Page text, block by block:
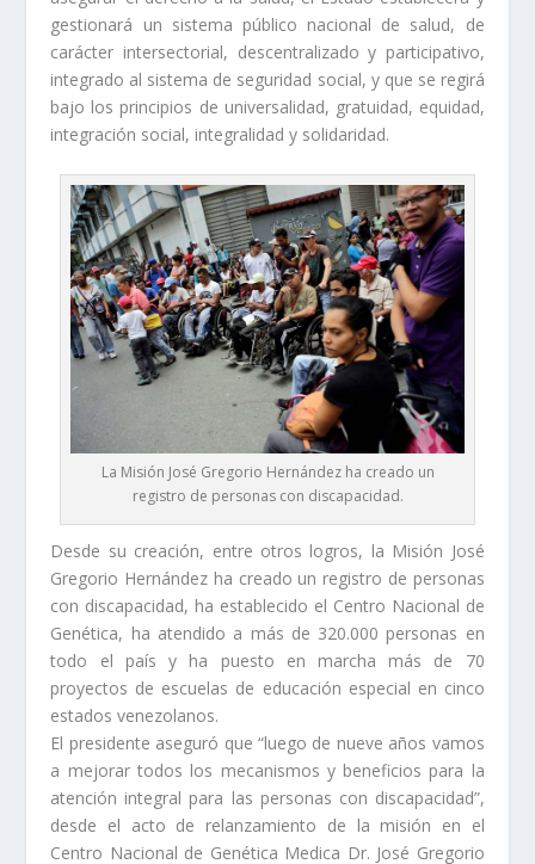
gestionará un sistema público nacional de salud, de
carácter intersectorial, descentralizado y participativo,
integrado al sistema de seguridad social, y que se regirá
bajo los principios de universalidad, gratuidad, equidad,
integración social, integralidad y solidaridad.
La Misión José Gregorio Hernández ha creado un
registro de personas con discapacidad.
Desde su creación, entre otros logros, la Misión José
Gregorio Hernández ha creado un registro de personas
con discapacidad, ha establecido el Centro Nacional de
Genética, ha atendido a más de 320.000 personas en
todo el país y ha puesto en marcha más de 70
proyectos de escuelas de educación especial en cinco
estados venezolanos.
El presidente aseguró que “luego de nueve años vamos
a mejorar todos los mecanismos y beneficios para la
atención integral para las personas con discapacidad”,
desde el acto de relanzamiento de la misión en el
Centro Nacional de Genética Medica Dr. José Gregorio